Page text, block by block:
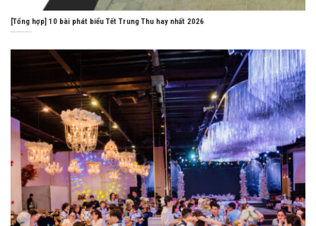
[Tổng hợp] 10 bài phát biểu Tết Trung Thu hay nhất 2026